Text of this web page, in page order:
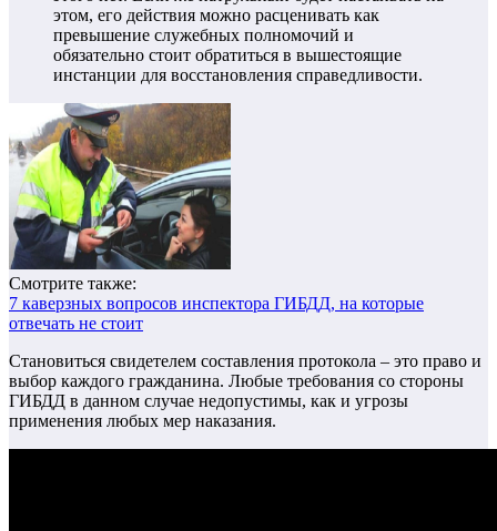
этом, его действия можно расценивать как
превышение служебных полномочий и
обязательно стоит обратиться в вышестоящие
инстанции для восстановления справедливости.
Смотрите также:
7 каверзных вопросов инспектора ГИБДД, на которые
отвечать не стоит
Становиться свидетелем составления протокола – это право и
выбор каждого гражданина. Любые требования со стороны
ГИБДД в данном случае недопустимы, как и угрозы
применения любых мер наказания.